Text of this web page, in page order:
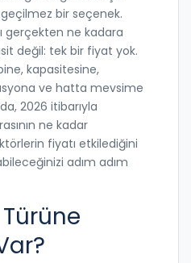
bir seçenek.
gerçekten ne kadara
değil: tek bir fiyat yok.
kapasitesine,
ve hatta mevsime
2026 itibarıyla
ne kadar
fiyatı etkilediğini
adım adım